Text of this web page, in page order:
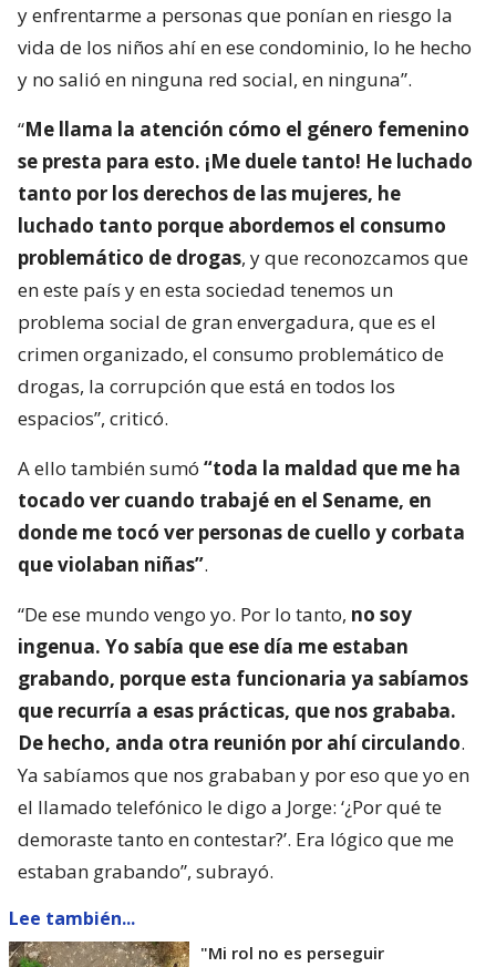
y enfrentarme a personas que ponían en riesgo la
vida de los niños ahí en ese condominio, lo he hecho
y no salió en ninguna red social, en ninguna”.
“Me llama la atención cómo el género femenino
se presta para esto. ¡Me duele tanto! He luchado
tanto por los derechos de las mujeres, he
luchado tanto porque abordemos el consumo
problemático de drogas, y que reconozcamos que
en este país y en esta sociedad tenemos un
problema social de gran envergadura, que es el
crimen organizado, el consumo problemático de
drogas, la corrupción que está en todos los
espacios”, criticó.
A ello también sumó “toda la maldad que me ha
tocado ver cuando trabajé en el Sename, en
donde me tocó ver personas de cuello y corbata
que violaban niñas”.
“De ese mundo vengo yo. Por lo tanto, no soy
ingenua. Yo sabía que ese día me estaban
grabando, porque esta funcionaria ya sabíamos
que recurría a esas prácticas, que nos grababa.
De hecho, anda otra reunión por ahí circulando.
Ya sabíamos que nos grababan y por eso que yo en
el llamado telefónico le digo a Jorge: ‘¿Por qué te
demoraste tanto en contestar?’. Era lógico que me
estaban grabando”, subrayó.
Lee también...
"Mi rol no es perseguir